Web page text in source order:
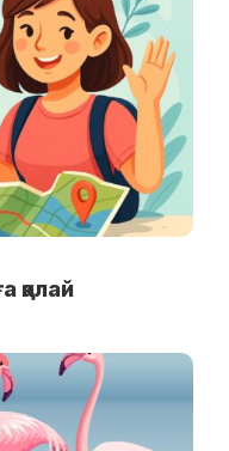
қалай